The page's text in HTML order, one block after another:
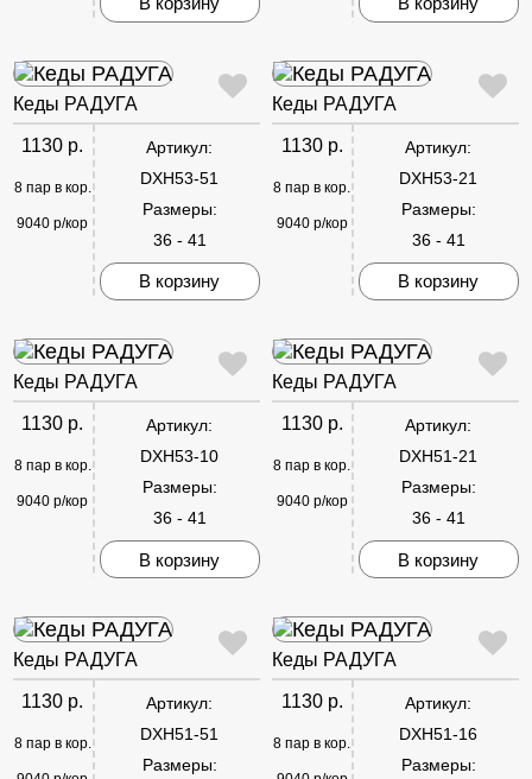
Кеды РАДУГА
1130 р.
8 пар в кор.
9040 р/кор
Артикул:
DXH53-51
Размеры:
36 - 41
В корзину
Кеды РАДУГА
1130 р.
8 пар в кор.
9040 р/кор
Артикул:
DXH53-21
Размеры:
36 - 41
В корзину
Кеды РАДУГА
1130 р.
8 пар в кор.
9040 р/кор
Артикул:
DXH53-10
Размеры:
36 - 41
В корзину
Кеды РАДУГА
1130 р.
8 пар в кор.
9040 р/кор
Артикул:
DXH51-21
Размеры:
36 - 41
В корзину
Кеды РАДУГА
1130 р.
8 пар в кор.
Артикул:
DXH51-51
Размеры:
Кеды РАДУГА
1130 р.
8 пар в кор.
Артикул:
DXH51-16
Размеры: